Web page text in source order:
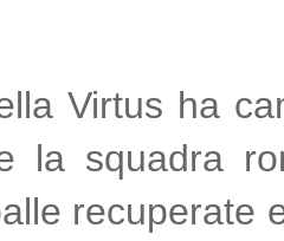
Virtus ha
la squadra
recuperate